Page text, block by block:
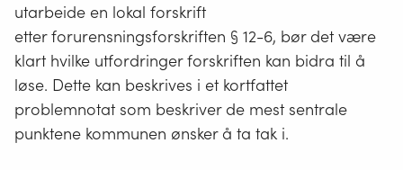
utarbeide en lokal forskrift
etter forurensningsforskriften § 12-6, bør det være
klart hvilke utfordringer forskriften kan bidra til å
løse. Dette kan beskrives i et kortfattet
problemnotat som beskriver de mest sentrale
punktene kommunen ønsker å ta tak i.